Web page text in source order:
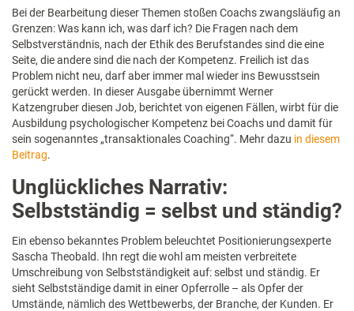
Bei der Bearbeitung dieser Themen stoßen Coachs zwangsläufig an
Grenzen: Was kann ich, was darf ich? Die Fragen nach dem
Selbstverständnis, nach der Ethik des Berufstandes sind die eine
Seite, die andere sind die nach der Kompetenz. Freilich ist das
Problem nicht neu, darf aber immer mal wieder ins Bewusstsein
gerückt werden. In dieser Ausgabe übernimmt Werner
Katzengruber diesen Job, berichtet von eigenen Fällen, wirbt für die
Ausbildung psychologischer Kompetenz bei Coachs und damit für
sein sogenanntes „transaktionales Coaching“. Mehr dazu in diesem
Beitrag.
Unglückliches Narrativ:
Selbstständig = selbst und ständig?
Ein ebenso bekanntes Problem beleuchtet Positionierungsexperte
Sascha Theobald. Ihn regt die wohl am meisten verbreitete
Umschreibung von Selbstständigkeit auf: selbst und ständig. Er
sieht Selbstständige damit in einer Opferrolle – als Opfer der
Umstände, nämlich des Wettbewerbs, der Branche, der Kunden. Er